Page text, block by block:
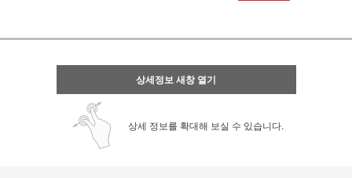
상세정보 새창 열기
상세 정보를 확대해 보실 수 있습니다.